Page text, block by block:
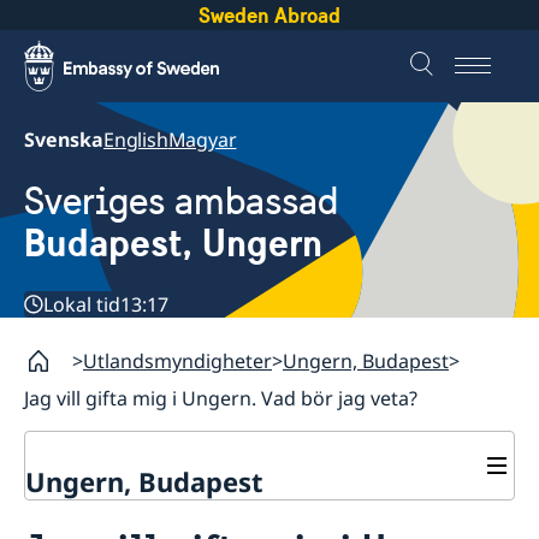
Sweden Abroad
SvenskaEnglishMagyar
Sveriges ambassad
Budapest, Ungern
Lokal tid13:17
Utlandsmyndigheter Ungern, Budapest
Jag vill gifta mig i Ungern. Vad bör jag veta?
Ungern, Budapest